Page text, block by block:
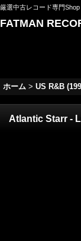
厳選中古レコード専門Shop
FATMAN
ホーム > US R&B
Atlantic Starr -